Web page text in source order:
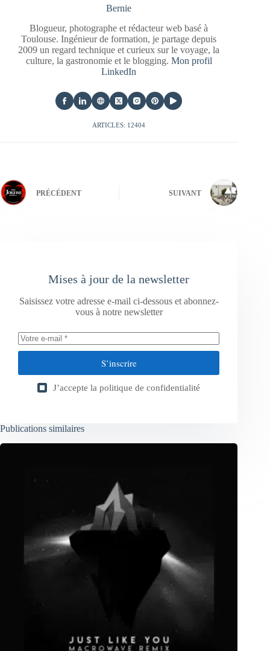
Bernie
Blogueur, photographe et rédacteur web basé à
Toulouse. Ingénieur de formation, je partage depuis
2009 un regard technique et curieux sur le voyage, la
culture, la gastronomie et le blogging. Mon profil
LinkedIn
ARTICLES: 12404
PRÉCÉDENT SUIVANT
Mises à jour de la newsletter
Saisissez votre adresse e-mail ci-dessous et abonnez-
vous à notre newsletter
S’inscrire
J’accepte la politique de confidentialité
Publications similaires